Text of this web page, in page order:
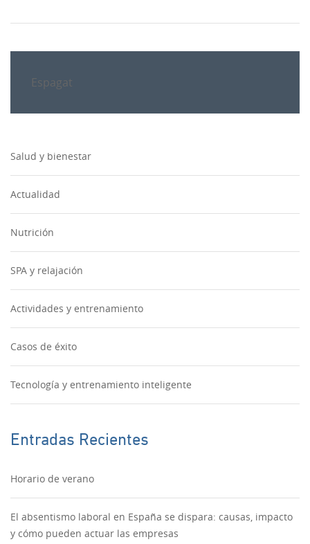
Espagat
Salud y bienestar
Actualidad
Nutrición
SPA y relajación
Actividades y entrenamiento
Casos de éxito
Tecnología y entrenamiento inteligente
Entradas Recientes
Horario de verano
El absentismo laboral en España se dispara: causas, impacto
y cómo pueden actuar las empresas